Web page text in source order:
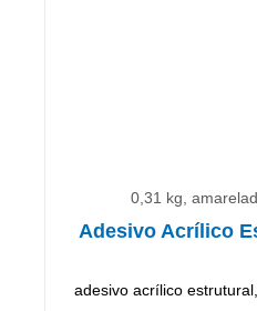
0,31 kg,
Adesivo Acrílico
adesivo acrílico